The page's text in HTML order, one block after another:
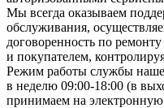
Мы всегда оказываем
обслуживания,
договоренность по
и покупателем,
Режим работы службы
в неделю 09:00-18:00 (в
принимаем на